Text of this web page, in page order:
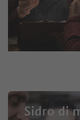
Sidro di